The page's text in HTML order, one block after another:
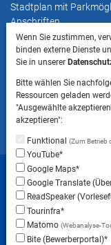
Stadtplan mit
Anschriften
HINWEIS
ins
Startseite Sitemap
Erklärung zur
Instagram
Wenn Sie zustimmen,
binden externe Dienste
Sie in unserer
Bitte wählen Sie
Ressourcen geladen
"Ausgewählte
akzeptieren":
Funktional(Zum Betrieb
YouTube*
Google Maps*
Google Translate
ReadSpeaker
Tourinfra*
Matomo(Webanalyse-
Bite (Bewerberportal)*